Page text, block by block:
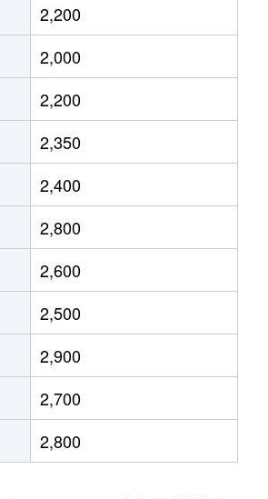
2,000万円
2,400万円
2,300万円
2,200万円
1,900万円
750万円
1,800万円
2,500万円
1,400万円
1,600万円
530万円
2,200
2,000
2,200
2,350
2,400
2,800
2,600
2,500
2,900
2,700
2,800